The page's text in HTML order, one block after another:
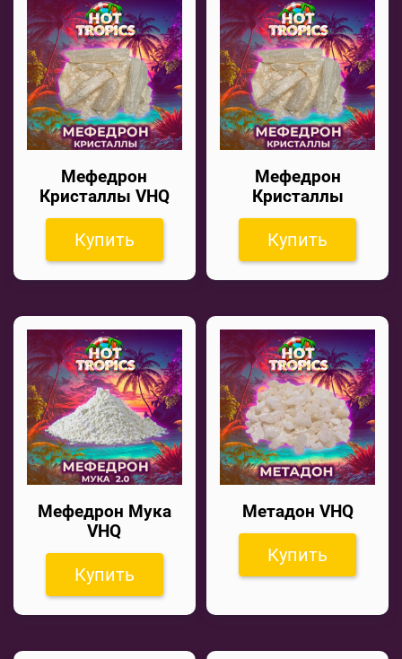
Мефедрон
Кристаллы VHQ
Купить
Мефедрон
Кристаллы
Купить
Мефедрон Мука
VHQ
Купить
Метадон VHQ
Купить